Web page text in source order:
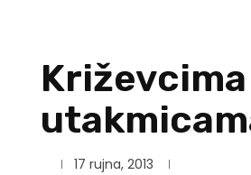
17 rujna, 2013